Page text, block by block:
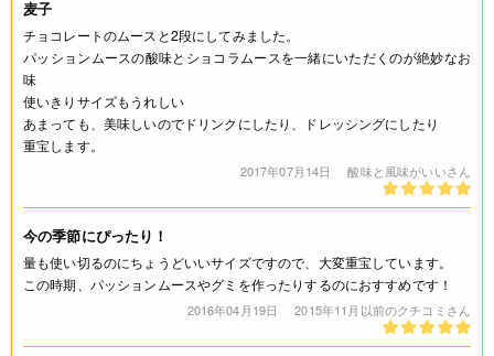
麦子
チョコレートのムースと2段にしてみました。
パッションムースの酸味とショコラムースを一緒にいただくのが絶妙なお
味
使いきりサイズもうれしい
あまっても、美味しいのでドリンクにしたり、ドレッシングにしたり
重宝します。
2017年07月14日 酸味と風味がいいさん
今の季節にぴったり！
量も使い切るのにちょうどいいサイズですので、大変重宝しています。
この時期、パッションムースやグミを作ったりするのにおすすめです！
2016年04月19日 2015年11月以前のクチコミさん